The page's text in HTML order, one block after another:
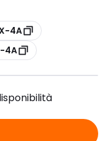
4A
4A